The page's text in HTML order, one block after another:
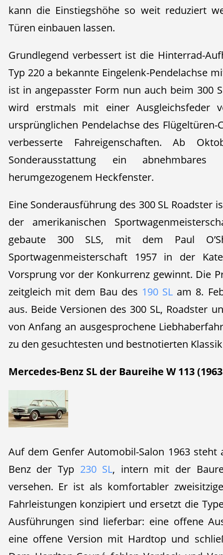
kann die Einstiegshöhe so weit reduziert
Türen einbauen lassen.
Grundlegend verbessert ist die Hinterrad-
Typ 220 a bekannte Eingelenk-Pendelachse
ist in angepasster Form nun auch beim 300
wird erstmals mit einer Ausgleichsfeder
ursprünglichen Pendelachse des
verbesserte Fahreigenschaften. Ab
Sonderausstattung ein
herumgezogenem Heckfenster.
Eine Sonderausführung des 300 SL Roadster
der amerikanischen
gebaute 300 SLS, mit dem Paul
Sportwagenmeisterschaft 1957 in der
Vorsprung vor der Konkurrenz gewinnt. Die
zeitgleich mit dem Bau des 190 SL am 8.
aus. Beide Versionen des 300 SL, Roadster
von Anfang an ausgesprochene
zu den gesuchtesten und bestnotierten
Mercedes-Benz SL der Baureihe W 113
Auf dem Genfer Automobil-Salon 1963 steht
Benz der Typ 230 SL, intern mit der
versehen. Er ist als komfortabler
Fahrleistungen konzipiert und ersetzt die
Ausführungen sind lieferbar: eine offene
eine offene Version mit Hardtop und